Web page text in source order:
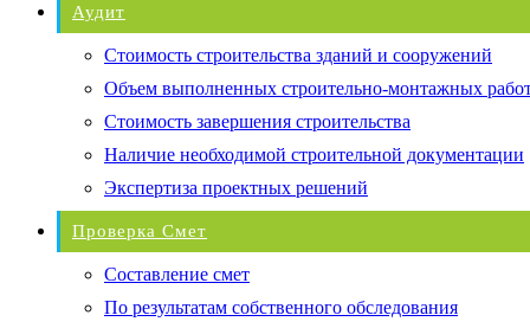
Аудит
Стоимость строительства зданий и сооружений
Объем выполненных строительно-монтажных
Стоимость завершения строительства
Наличие необходимой строительной документации
Экспертиза проектных решений
Проверка Смет
Составление смет
По результатам собственного обследования